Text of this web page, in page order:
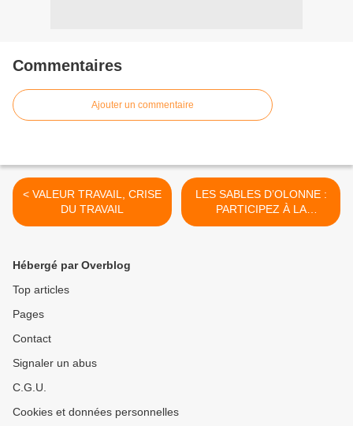
Commentaires
Ajouter un commentaire
< VALEUR TRAVAIL, CRISE
DU TRAVAIL
LES SABLES D’OLONNE :
PARTICIPEZ À LA
CONSULTATION
Hébergé par Overblog
Top articles
Pages
Contact
Signaler un abus
C.G.U.
Cookies et données personnelles